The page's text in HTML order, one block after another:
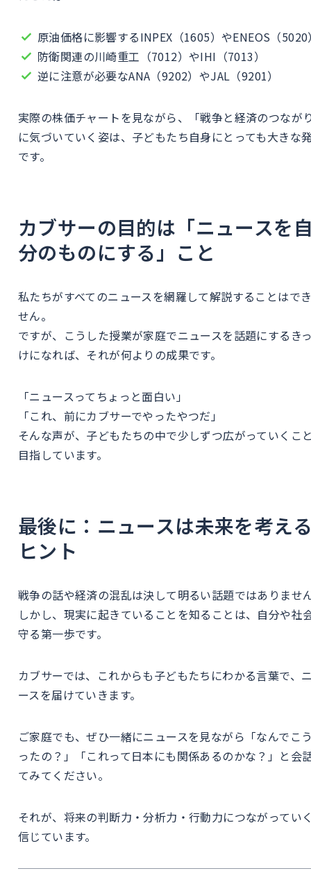
原油価格に影響するINPEX（1605）やENEOS（5020
防衛関連の川崎重工（7012）やIHI（7013）
逆に注意が必要なANA（9202）やJAL（9201）
実際の株価チャートを見ながら、「戦争と経済のつなが
に気づいていく姿は、子どもたち自身にとっても大きな
です。
カブサーの目的は「ニュースを
分のものにする」こと
私たちがすべてのニュースを網羅して解説することはで
せん。
ですが、こうした授業が家庭でニュースを話題にするき
けになれば、それが何よりの成果です。
「ニュースってちょっと面白い」
「これ、前にカブサーでやったやつだ」
そんな声が、子どもたちの中で少しずつ広がっていくこ
目指しています。
最後に：ニュースは未来を考え
ヒント
戦争の話や経済の混乱は決して明るい話題ではありませ
しかし、現実に起きていることを知ることは、自分や社
守る第一歩です。
カブサーでは、これからも子どもたちにわかる言葉で、
ースを届けていきます。
ご家庭でも、ぜひ一緒にニュースを見ながら「なんでこ
ったの？」「これって日本にも関係あるのかな？」と会
てみてください。
それが、将来の判断力・分析力・行動力につながってい
信じています。